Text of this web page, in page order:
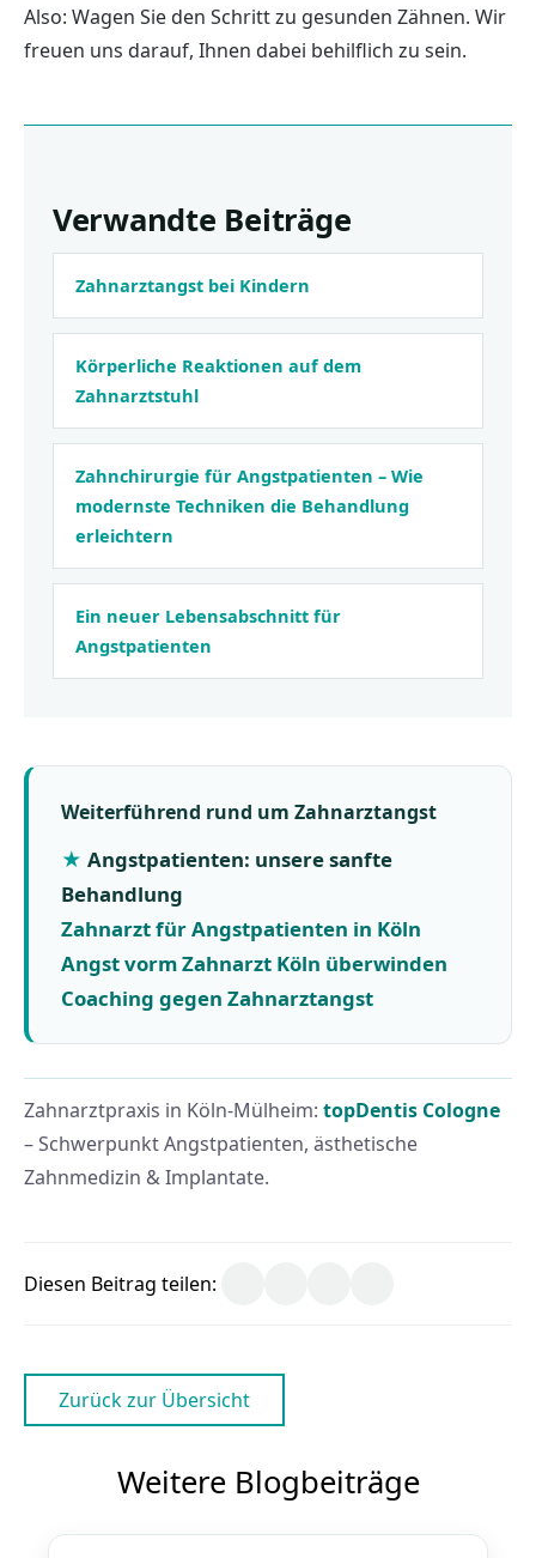
Also: Wagen Sie den Schritt zu gesunden Zähnen. Wir
freuen uns darauf, Ihnen dabei behilflich zu sein.
Verwandte Beiträge
Zahnarztangst bei Kindern
Körperliche Reaktionen auf dem
Zahnarztstuhl
Zahnchirurgie für Angstpatienten – Wie
modernste Techniken die Behandlung
erleichtern
Ein neuer Lebensabschnitt für
Angstpatienten
Weiterführend rund um Zahnarztangst
Angstpatienten: unsere sanfte
Behandlung
Zahnarzt für Angstpatienten in Köln
Angst vorm Zahnarzt Köln überwinden
Coaching gegen Zahnarztangst
Zahnarztpraxis in Köln-Mülheim: topDentis Cologne
– Schwerpunkt Angstpatienten, ästhetische
Zahnmedizin & Implantate.
Diesen Beitrag teilen:
Zurück zur Übersicht
Weitere Blogbeiträge